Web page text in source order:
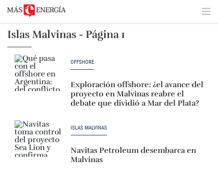
Islas Malvinas - Página 1
OFFSHORE
Exploración offshore: ¿el avance del
proyecto en Malvinas reabre el
debate que dividió a Mar del Plata?
ISLAS MALVINAS
Navitas Petroleum desembarca en
Malvinas